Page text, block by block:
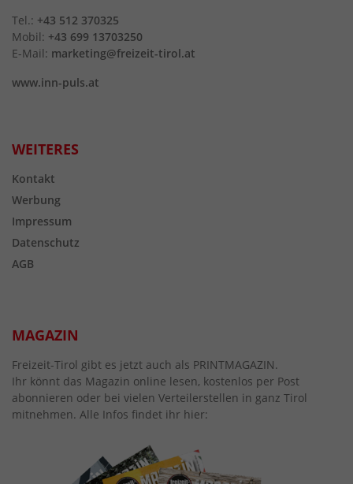
Tel.: +43 512 370325
Mobil: +43 699 13703250
E-Mail: marketing@freizeit-tirol.at
www.inn-puls.at
WEITERES
Kontakt
Werbung
Impressum
Datenschutz
AGB
MAGAZIN
Freizeit-Tirol gibt es jetzt auch als PRINTMAGAZIN.
Ihr könnt das Magazin online lesen, kostenlos per Post
abonnieren oder bei vielen Verteilerstellen in ganz Tirol
mitnehmen. Alle Infos findet ihr hier: